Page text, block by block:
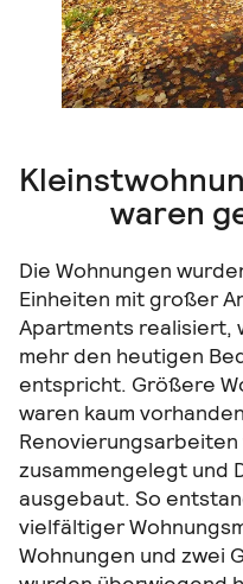
waren
Die Wohnungen
Einheiten mit großer
Apartments realisiert,
mehr den heutigen
entspricht. Größere
waren kaum
zusammengelegt und
ausgebaut. So
vielfältiger
Wohnungen und zwei